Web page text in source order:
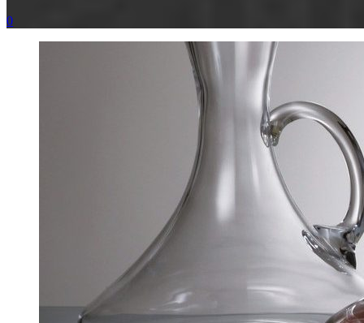
0